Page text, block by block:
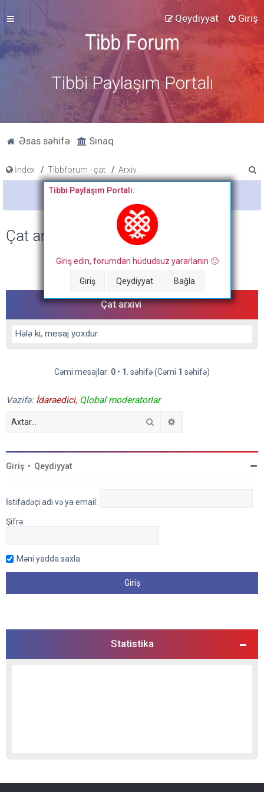
Giriş
Qeydiyyat
Tibbi Paylaşım Portalı
Əsas səhifə Sınaq
İndex Tibbforum - çat Arxiv
Bitdi
Tibbi Paylaşım Portalı:
Giriş edin, forumdan hüdudsuz yararlanın 🙂
Giriş Qeydiyyat Bağla
Çat arxivi
Cəmi mesajlar:0•1. səhifə (Cəmi1 səhifə)
Çat arxivi
Hələ ki, mesaj yoxdur
Cəmi mesajlar: 0 • 1 . səhifə (Cəmi 1 səhifə)
Vəzifə: İdarəedici, Qlobal moderatorlar
Axtar
Giriş • Qeydiyyat
İstifadəçi adı və ya email:
Şifrə:
Məni yadda saxla
Statistika